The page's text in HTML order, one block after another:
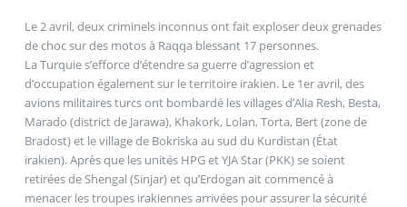
Le 2 avril, deux criminels inconnus ont fait exploser deux grenades
de choc sur des motos à Raqqa blessant 17 personnes.
La Turquie s’efforce d’étendre sa guerre d’agression et
d’occupation également sur le territoire irakien. Le 1er avril, des
avions militaires turcs ont bombardé les villages d’Alia Resh, Besta,
Marado (district de Jarawa), Khakork, Lolan, Torta, Bert (zone de
Bradost) et le village de Bokriska au sud du Kurdistan (État
irakien). Après que les unités HPG et YJA Star (PKK) se soient
retirées de Shengal (Sinjar) et qu’Erdogan ait commencé à
menacer les troupes irakiennes arrivées pour assurer la sécurité